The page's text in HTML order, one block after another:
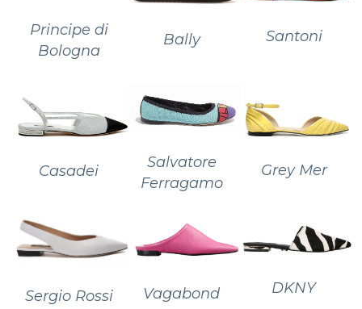
Principe di
Bologna
Bally Santoni
Casadei
Salvatore
Ferragamo
Grey Мer
Sergio Rossi Vagabond DKNY